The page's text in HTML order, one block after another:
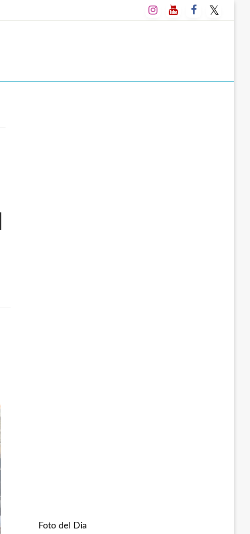
Foto del Dia